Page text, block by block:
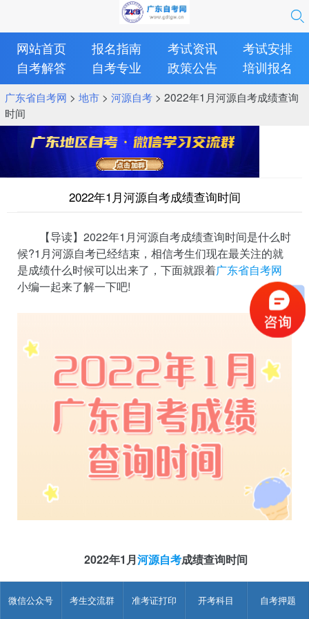
微信公众号 考生交流群 准考证打印 开考科目 自考押题
网站首页 报名指南 考试资讯
考试安排
自考解答
自考专业 政策公告 培训报名
广东省自考网 > 地市> 河源自考> 2022年1月河源自考成绩查询
时间
2022年1月河源自考成绩查询时间
【导读】2022年1月河源自考成绩查询时间是什么时
候?1月河源自考已经结束，相信考生们现在最关注的就
是成绩什么时候可以出来了，下面就跟着广东省自考网
小编一起来了解一下吧!
2022年1月河源自考成绩查询时间
本次考试成绩预计在2022年2月21日左右公布，届时考生可